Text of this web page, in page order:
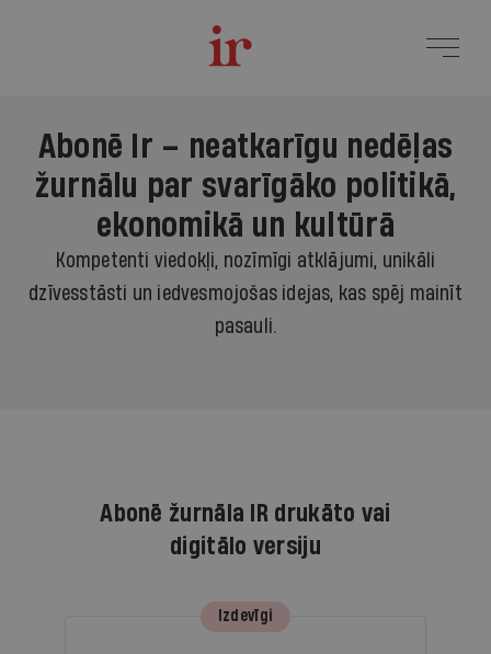
Abonē Ir – neatkarīgu nedēļas
žurnālu par svarīgāko politikā,
ekonomikā un kultūrā
Kompetenti viedokļi, nozīmīgi atklājumi, unikāli
dzīvesstāsti un iedvesmojošas idejas, kas spēj mainīt
pasauli.
Abonē žurnāla IR drukāto vai
digitālo versiju
Izdevīgi